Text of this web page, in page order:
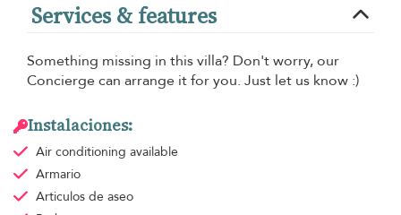
Services & features
Something missing in this villa? Don't worry, our
Concierge can arrange it for you. Just let us know :)
Instalaciones:
Air conditioning available
Armario
Articulos de aseo